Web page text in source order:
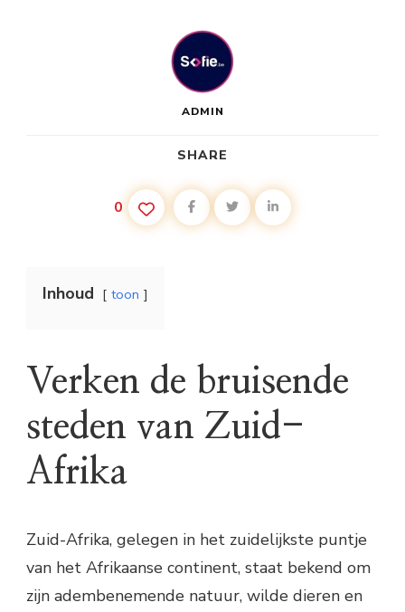
ADMIN
SHARE
0
Inhoud toon
Verken de bruisende
steden van Zuid-
Afrika
Zuid-Afrika, gelegen in het zuidelijkste puntje
van het Afrikaanse continent, staat bekend om
zijn adembenemende natuur, wilde dieren en